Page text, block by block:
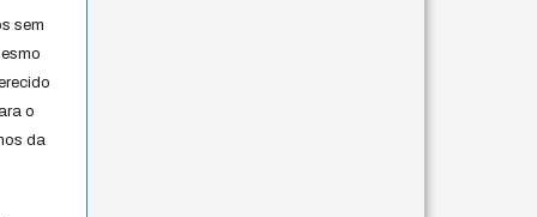
sem
o
da